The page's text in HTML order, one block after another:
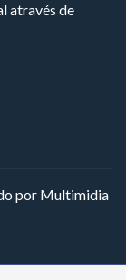
através de
por Multimidia